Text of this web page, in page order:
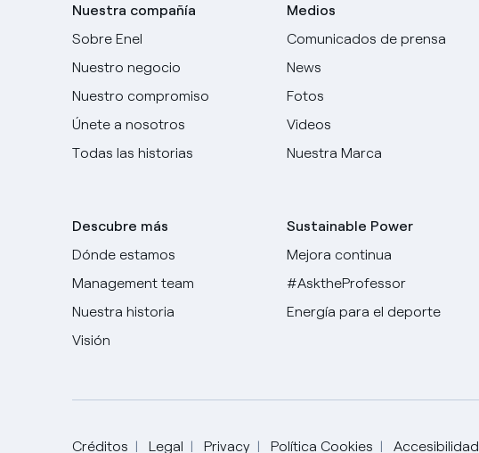
Nuestra compañía
Sobre Enel
Nuestro negocio
Nuestro compromiso
Únete a nosotros
Todas las historias
Descubre más
Dónde estamos
Management team
Nuestra historia
Visión
Medios
Comunicados de prensa
News
Fotos
Videos
Nuestra Marca
Sustainable Power
Mejora continua
#AsktheProfessor
Energía para el deporte
Créditos Legal Privacy Política Cookies Accesibilidad